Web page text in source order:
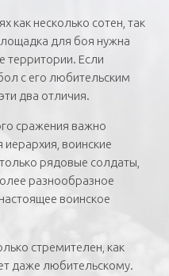
как несколько сотен, так
для боя нужна
территории. Если
с его любительским
два отличия.
сражения важно
иерархия, воинские
рядовые солдаты,
разнообразное
воинское
стремителен, как
даже любительскому.